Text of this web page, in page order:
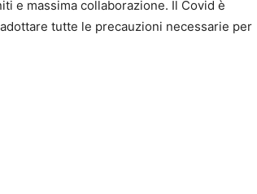
e massima collaborazione. Il Covid è
tutte le precauzioni necessarie per